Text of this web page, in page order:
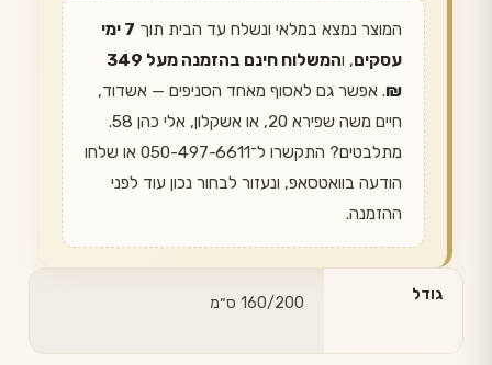
המוצר נמצא במלאי ונשלח עד הבית תוך
7 ימי
עסקים, ו
המשלוח חינם בהזמנה מעל 349
₪. אפשר גם לאסוף מאחד הסניפים — אשדוד,
חיים משה שפירא 20, או אשקלון, אלי כהן 58.
מתלבטים? התקשרו ל־050-497-6611 או שלחו
הודעה בוואטסאפ, ונעזור לבחור נכון עוד לפני
ההזמנה.
גודל 160/200 ס״מ